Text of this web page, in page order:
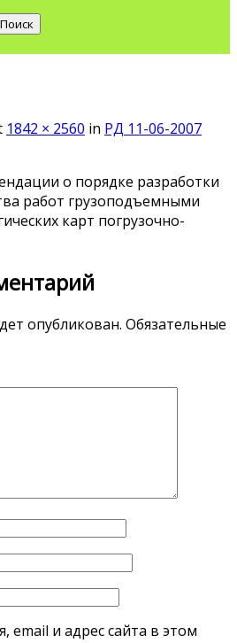
Поиск
1842 × 2560 in РД 11-06-2007
о порядке разработки
работ грузоподъемными
карт погрузочно-
опубликован. Обязательные
email и адрес сайта в этом